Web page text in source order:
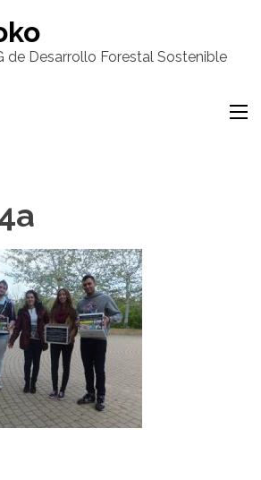
de Desarrollo Forestal Sostenible